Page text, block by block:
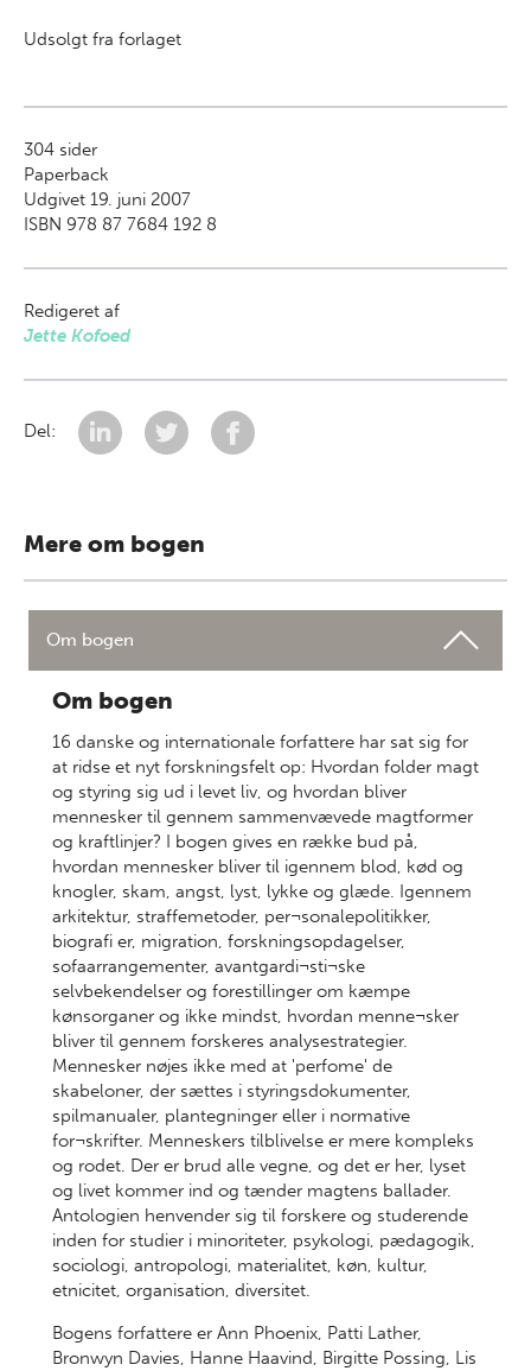
Udsolgt fra forlaget
304 sider
Paperback
Udgivet 19. juni 2007
ISBN 978 87 7684 192 8
Redigeret af
Jette Kofoed
Del:
Mere om bogen
Om bogen
Om bogen
16 danske og internationale forfattere har sat sig for
at ridse et nyt forskningsfelt op: Hvordan folder magt
og styring sig ud i levet liv, og hvordan bliver
mennesker til gennem sammenvævede magtformer
og kraftlinjer? I bogen gives en række bud på,
hvordan mennesker bliver til igennem blod, kød og
knogler, skam, angst, lyst, lykke og glæde. Igennem
arkitektur, straffemetoder, per¬sonalepolitikker,
biografi er, migration, forskningsopdagelser,
sofaarrangementer, avantgardi¬sti¬ske
selvbekendelser og forestillinger om kæmpe
kønsorganer og ikke mindst, hvordan menne¬sker
bliver til gennem forskeres analysestrategier.
Mennesker nøjes ikke med at 'perfome' de
skabeloner, der sættes i styringsdokumenter,
spilmanualer, plantegninger eller i normative
for¬skrifter. Menneskers tilblivelse er mere kompleks
og rodet. Der er brud alle vegne, og det er her, lyset
og livet kommer ind og tænder magtens ballader.
Antologien henvender sig til forskere og studerende
inden for studier i minoriteter, psykologi, pædagogik,
sociologi, antropologi, materialitet, køn, kultur,
etnicitet, organisation, diversitet.
Bogens forfattere er Ann Phoenix, Patti Lather,
Bronwyn Davies, Hanne Haavind, Birgitte Possing, Lis